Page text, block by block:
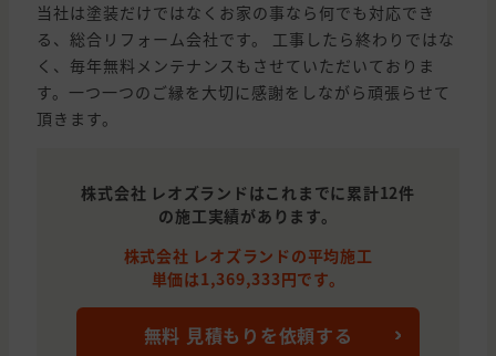
当社は塗装だけではなくお家の事なら何でも対応でき
る、総合リフォーム会社です。 工事したら終わりではな
く、毎年無料メンテナンスもさせていただいておりま
す。一つ一つのご縁を大切に感謝をしながら頑張らせて
頂きます。
株式会社 レオズランドはこれまでに累計12件
の施工実績があります。
株式会社 レオズランドの平均施工
単価は1,369,333円です。
無料 見積もりを依頼する